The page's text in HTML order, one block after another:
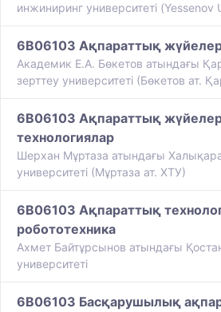
инжиниринг университеті (Yessenov
6B06103 Ақпараттық
Академик Е.А. Бөкетов атындағы
зерттеу университеті (Бөкетов ат.
6B06103 Ақпараттық
технологиялар
Шерхан Мұртаза атындағы
университеті (Мұртаза ат. ХТУ)
6B06103 Ақпараттық
робототехника
Ахмет Байтұрсынов атындағы
университеті
6B06103 Басқарушылық